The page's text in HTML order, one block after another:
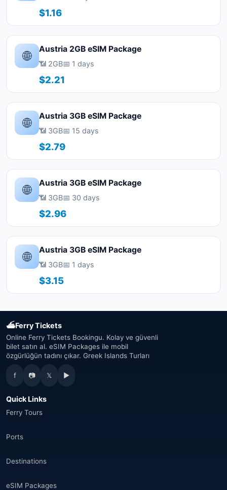
$1.16
🌐 Austria 2GB eSIM Package
📶 2GB📅 1 days
$2.21
🌐 Austria 3GB eSIM Package
📶 3GB📅 15 days
$2.79
🌐 Austria 3GB eSIM Package
📶 3GB📅 30 days
$2.96
🌐 Austria 3GB eSIM Package
📶 3GB📅 1 days
$3.15
⛴Ferry Tickets
Online Ferry Tickets Bookingu. Kolay ve güvenli
bilet satın al. eSIM Packages ile mobil
özgürlüğün tadını çıkar. Greek Islands Turları
f 📷 𝕏 ▶
Quick Links
Ferry Tours
Ports
Destinations
eSIM Packages